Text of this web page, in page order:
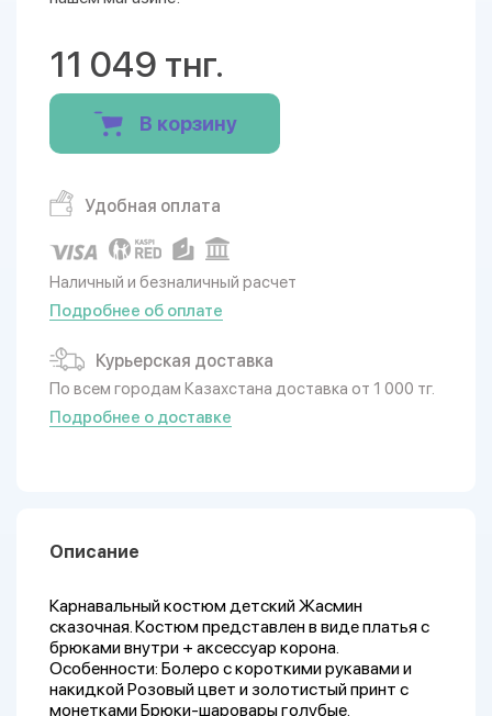
11 049 тнг.
В корзину
Удобная оплата
Наличный и безналичный расчет
Подробнее об оплате
Курьерская доставка
По всем городам Казахстана доставка от 1 000 тг.
Подробнее о доставке
Описание
Карнавальный костюм детский Жасмин
сказочная. Костюм представлен в виде платья с
брюками внутри + аксессуар корона.
Особенности: Болеро с короткими рукавами и
накидкой Розовый цвет и золотистый принт с
монетками Брюки-шаровары голубые.